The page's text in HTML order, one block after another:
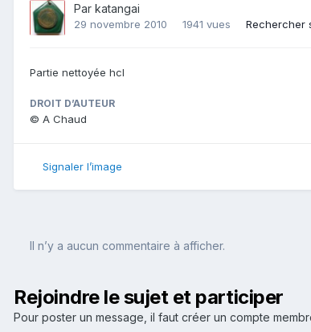
Par katangai
29 novembre 2010 1941 vues Rechercher
Partie nettoyée hcl
DROIT D’AUTEUR
© A Chaud
Signaler l’image
Il n’y a aucun commentaire à afficher.
Rejoindre le sujet et participer
Pour poster un message, il faut créer un compte